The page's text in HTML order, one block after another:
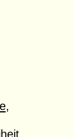
,
,